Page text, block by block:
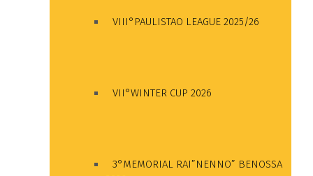
VIII°PAULISTAO LEAGUE 2025/26
VII°WINTER CUP 2026
3°MEMORIAL RAI”NENNO” BENOSSA